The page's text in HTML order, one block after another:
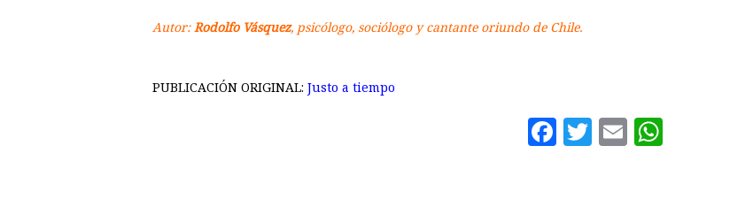
Autor:Rodolfo Vásquez, psicólogo, sociólogo y cantante oriundo de Chile.
PUBLICACIÓN ORIGINAL: Justo a tiempo
Facebook
Twitter
Email